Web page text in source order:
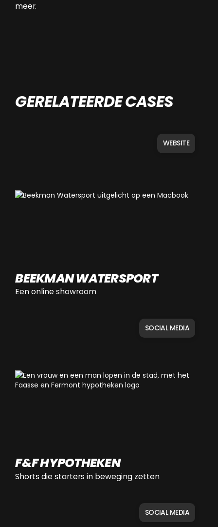
meer.
GERELATEERDE CASES
WEBSITE
BEEKMAN WATERSPORT
Een online showroom
SOCIAL MEDIA
F&F HYPOTHEKEN
Shorts die starters in beweging zetten
SOCIAL MEDIA